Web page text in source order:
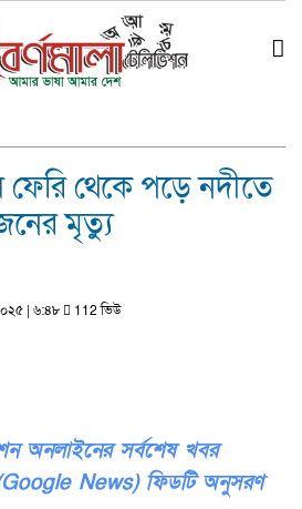
ফেরি থেকে পড়ে নদীতে
মৃত্যু
| ৬:৪৮ 112 ভিউ
অনলাইনের সর্বশেষ খবর
News) ফিডটি অনুসরণ